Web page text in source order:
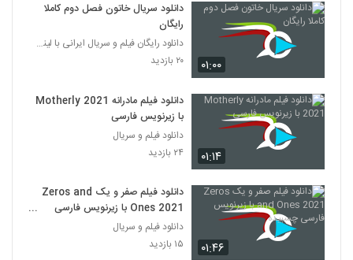
۰۱:۰۰
دانلود سریال خاتون فصل دوم کاملا
رایگان
دانلود رایگان فیلم و سریال ایرانی با لینک مستقیم
۲۰ بازدید
۰۱:۱۴
دانلود فیلم مادرانه Motherly 2021
با زیرنویس فارسی
دانلود فیلم و سریال
۲۴ بازدید
۰۱:۴۶
دانلود فیلم صفر و یک Zeros and
Ones 2021 با زیرنویس فارسی
چسبیده
دانلود فیلم و سریال
۱۵ بازدید